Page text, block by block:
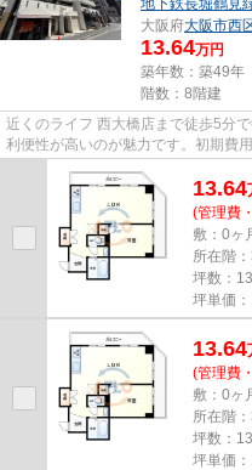
大阪府大阪市西
13.64万円
築年数：築49年
階数：8階建
近くのライフ 西大橋店まで徒歩5分
利便性が高いのが魅力です。初期費
離は300mです。周辺には、徒...
13.64
(管理費
敷：0ヶ
所在階
坪数：
坪単価：
13.64
(管理費
敷：0ヶ
所在階
坪数：
坪単価：